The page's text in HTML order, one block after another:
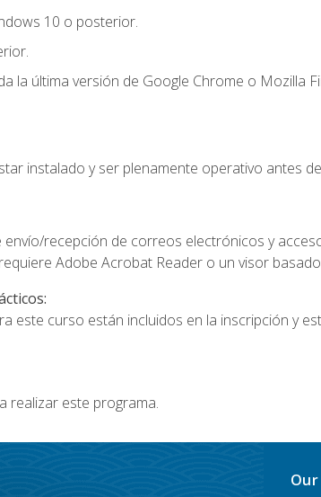
10 o posterior.
la última versión de Google Chrome o Mozilla
instalado y ser plenamente operativo antes
envío/recepción de correos electrónicos y
Adobe Acrobat Reader o un visor
este curso están incluidos en la inscripción y
realizar este programa.